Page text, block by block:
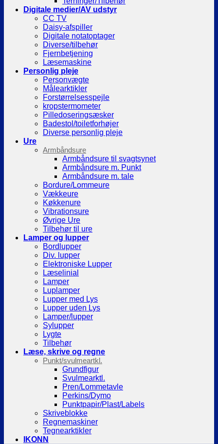
Digitale medier/AV udstyr
CC TV
Daisy-afspiller
Digitale notatoptager
Diverse/tilbehør
Fjernbetjening
Læsemaskine
Personlig pleje
Personvægte
Målearktikler
Forstørrelsesspejle
kropstermometer
Pilledoseringsæsker
Badestol/toiletforhøjer
Diverse personlig pleje
Ure
Armbåndsure
Armbåndsure til svagtsynet
Armbåndsure m. Punkt
Armbåndsure m. tale
Bordure/Lommeure
Vækkeure
Køkkenure
Vibrationsure
Øvrige Ure
Tilbehør til ure
Lamper og lupper
Bordlupper
Div. lupper
Elektroniske Lupper
Læselinial
Lamper
Luplamper
Lupper med Lys
Lupper uden Lys
Lamper/lupper
Sylupper
Lygte
Tilbehør
Læse, skrive og regne
Punkt/svulmeartkl.
Grundfigur
Svulmearktl.
Pren/Lommetavle
Perkins/Dymo
Punktpapir/Plast/Labels
Skriveblokke
Regnemaskiner
Tegnearktikler
IKONN